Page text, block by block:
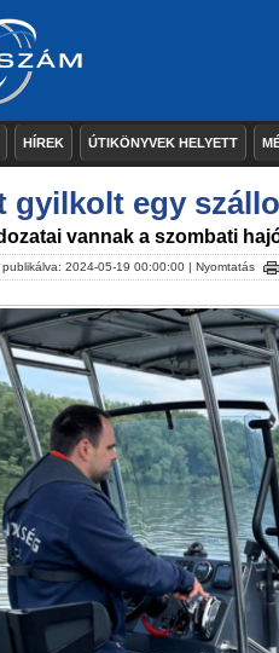
HÍREK ÚTIKÖNYVEK HELYETT
gyilkolt egy
vannak a szombati
publikálva: 2024-05-19 00:00:00 | Nyomtatás